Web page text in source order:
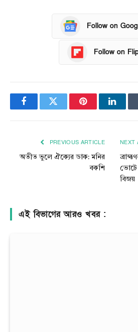
Follow on
Follow on
FacebookTwitter Pinterest
PREVIOUS ARTICLE
অতীত ভুলে ঐক্যের ডাক: মনির
বকশি
NEXT
ভোটে
বিজয়
এই বিভাগের আরও খবর :